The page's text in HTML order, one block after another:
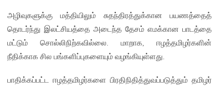
அழிவுகளுக்கு மத்தியிலும் சுதந்திரத்துக்கான பயணத்தைத்
தொடர்ந்து இலட்சியத்தை அடைந்த தேசம் எமக்கான பாடத்தை
மட்டும் சொல்லிநிற்கவில்லை. மாறாக, ஈழத்தமிழர்களின்
நீதிக்காக சில பங்களிப்புகளையும் வழங்கியுள்ளது.
பாதிக்கப்பட்ட ஈழத்தமிழர்களை பிரதிநிதித்துவப்படுத்தும் தமிழர்